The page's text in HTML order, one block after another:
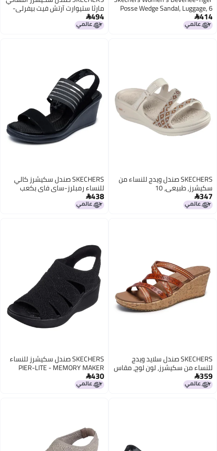
Posse Wedge Sandal, Luggage, 6
414
مارثا ستيوارت آرتش فيت بيفرلي-
برينتوود، أسود، 9
494
SKECHERS صندل ويدج للنساء من
سكيشرز، طبيعي، 10
347
SKECHERS صندل سكيشرز كالي
للنساء رمبلرز-ساي فاي بكعب
ويدج، أسود، 9 M US
438
SKECHERS صندل سلايد ويدج
للنساء من سكيشرز، لون لوج، مقاس
7.5 أمريكي 359
SKECHERS صندل سكيشرز للنساء
PIER-LITE - MEMORY MAKER
بكعب عريض، أسود/أسود 8 M
430